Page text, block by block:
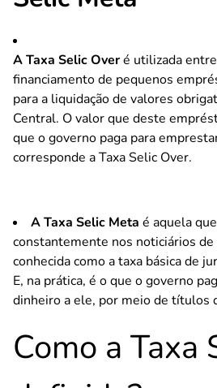
A Taxa Selic Overé utilizada
financiamento de pequenos
para a liquidação de valores
Central. O valor que deste
que o governo paga para
corresponde a Taxa Selic Over.
A Taxa Selic Meta é aquela
constantemente nos noticiários de
conhecida como a taxa básica de
E, na prática, é o que o governo
dinheiro a ele, por meio de títulos
Como a Taxa